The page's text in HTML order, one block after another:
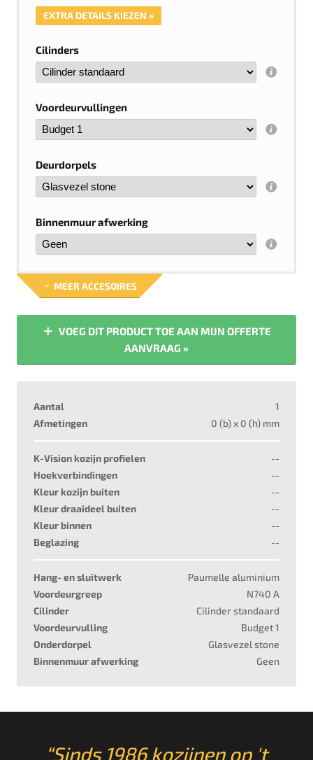
EXTRA DETAILS KIEZEN »
Cilinders
Voordeurvullingen
Deurdorpels
Binnenmuur afwerking
MEER ACCESOIRES
VOEG DIT PRODUCT TOE AAN MIJN OFFERTE
AANVRAAG »
Aantal
1
Afmetingen
0 (b) x 0 (h) mm
K-Vision kozijn profielen
--
Hoekverbindingen
--
Kleur kozijn buiten
--
Kleur draaideel buiten
--
Kleur binnen
--
Beglazing
--
Hang- en sluitwerk
Paumelle aluminium
Voordeurgreep
N740 A
Cilinder
Cilinder standaard
Voordeurvulling
Budget 1
Onderdorpel
Glasvezel stone
Binnenmuur afwerking
Geen
“Sinds 1986 kozijnen op 't